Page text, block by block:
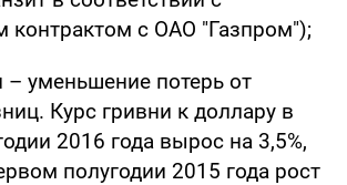
с ОАО "Газпром");
– уменьшение потерь от
Курс гривни к доллару в
2016 года вырос на 3,5%,
полугодии 2015 года рост